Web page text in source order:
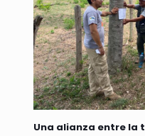
Una alianza entre la